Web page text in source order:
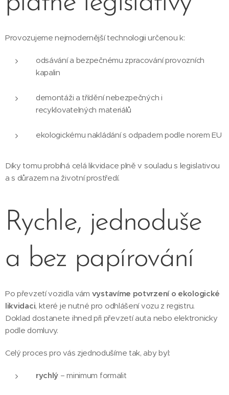
Provozujeme nejmodernější technologii určenou k:
odsávání a bezpečnému zpracování provozních
kapalin
demontáži a třídění nebezpečných i
recyklovatelných materiálů
ekologickému nakládání s odpadem podle norem EU
Díky tomu probíhá celá likvidace plně v souladu s legislativou
a s důrazem na životní prostředí.
Rychle, jednoduše
a bez papírování
Po převzetí vozidla vám vystavíme potvrzení o ekologické
likvidaci, které je nutné pro odhlášení vozu z registru.
Doklad dostanete ihned při převzetí auta nebo elektronicky
podle domluvy.
Celý proces pro vás zjednodušíme tak, aby byl:
rychlý – minimum formalit